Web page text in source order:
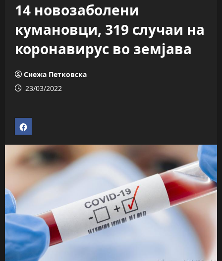
14 новозаболени
кумановци, 319 случаи на
коронавирус во земјава
Снежа Петковска
23/03/2022